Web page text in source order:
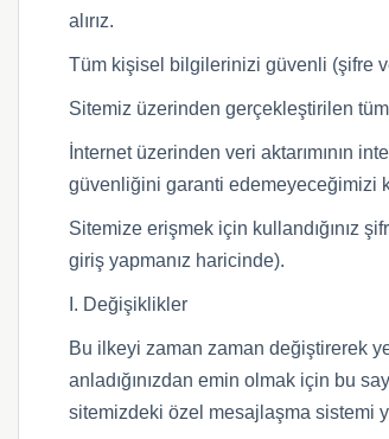
alırız.
Tüm kişisel bilgilerinizi güvenli (şifre
Sitemiz üzerinden gerçekleştirilen
İnternet üzerinden veri aktarımının
güvenliğini garanti edemeyeceğimizi
Sitemize erişmek için kullandığınız
giriş yapmanız haricinde).
I. Değişiklikler
Bu ilkeyi zaman zaman değiştirerek
anladığınızdan emin olmak için bu
sitemizdeki özel mesajlaşma sistemi